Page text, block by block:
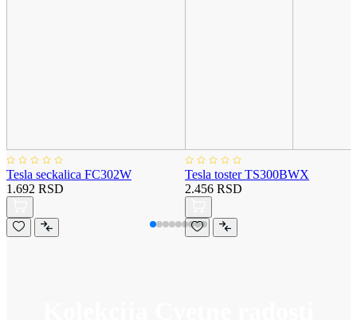
Tesla seckalica FC302W
1.692 RSD
Tesla toster TS300BWX
2.456 RSD